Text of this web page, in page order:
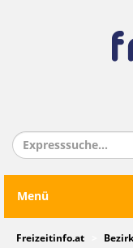
Menü
Freizeitinfo.at Bezirk